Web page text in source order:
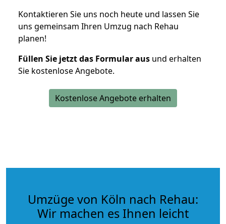
Kontaktieren Sie uns noch heute und lassen Sie
uns gemeinsam Ihren Umzug nach Rehau
planen!
Füllen Sie jetzt das Formular aus und erhalten
Sie kostenlose Angebote.
Kostenlose Angebote erhalten
Umzüge von Köln nach Rehau:
Wir machen es Ihnen leicht